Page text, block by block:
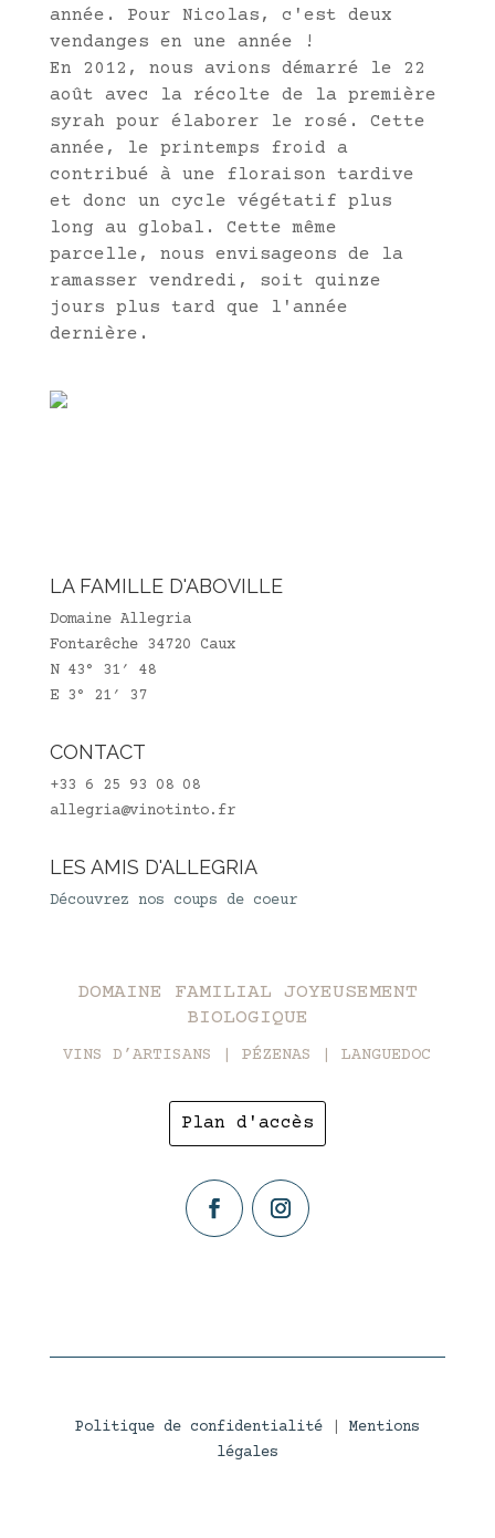
année. Pour Nicolas, c'est deux
vendanges en une année !
En 2012, nous avions démarré le 22
août avec la récolte de la première
syrah pour élaborer le rosé. Cette
année, le printemps froid a
contribué à une floraison tardive
et donc un cycle végétatif plus
long au global. Cette même
parcelle, nous envisageons de la
ramasser vendredi, soit quinze
jours plus tard que l'année
dernière.
LA FAMILLE D'ABOVILLE
Domaine Allegria
Fontarêche 34720 Caux
N 43° 31′ 48
E 3° 21′ 37
CONTACT
+33 6 25 93 08 08
allegria@vinotinto.fr
LES AMIS D'ALLEGRIA
Découvrez nos coups de coeur
DOMAINE FAMILIAL JOYEUSEMENT
BIOLOGIQUE
VINS D’ARTISANS | PÉZENAS | LANGUEDOC
Plan d'accès
Politique de confidentialité| Mentions
légales